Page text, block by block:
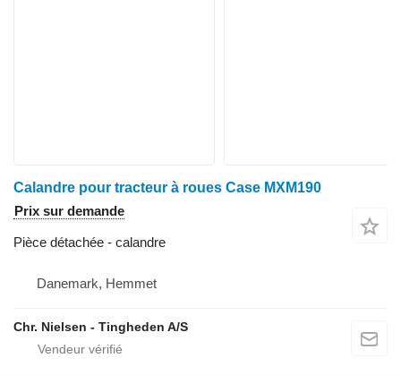
Calandre pour tracteur à roues Case MXM190
Prix sur demande
Pièce détachée - calandre
Danemark, Hemmet
Chr. Nielsen - Tingheden A/S